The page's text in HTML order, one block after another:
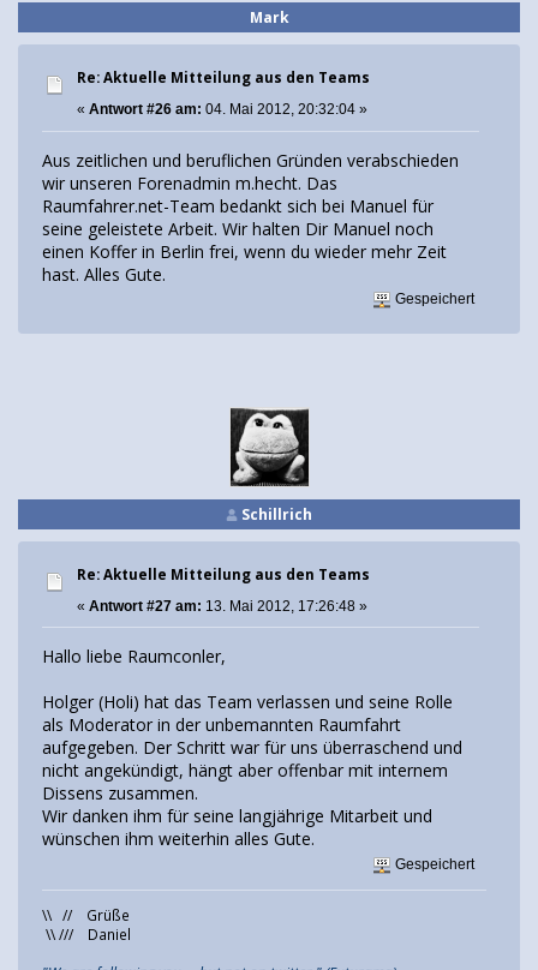
Mark
Re: Aktuelle Mitteilung aus den Teams
« Antwort #26 am: 04. Mai 2012, 20:32:04 »
Aus zeitlichen und beruflichen Gründen verabschieden
wir unseren Forenadmin m.hecht. Das
Raumfahrer.net-Team bedankt sich bei Manuel für
seine geleistete Arbeit. Wir halten Dir Manuel noch
einen Koffer in Berlin frei, wenn du wieder mehr Zeit
hast. Alles Gute.
Gespeichert
Schillrich
Re: Aktuelle Mitteilung aus den Teams
« Antwort #27 am: 13. Mai 2012, 17:26:48 »
Hallo liebe Raumconler,
Holger (Holi) hat das Team verlassen und seine Rolle
als Moderator in der unbemannten Raumfahrt
aufgegeben. Der Schritt war für uns überraschend und
nicht angekündigt, hängt aber offenbar mit internem
Dissens zusammen.
Wir danken ihm für seine langjährige Mitarbeit und
wünschen ihm weiterhin alles Gute.
Gespeichert
\\ // Grüße
\\ /// Daniel